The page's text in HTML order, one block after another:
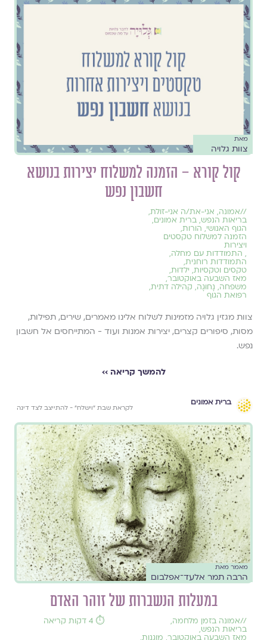
מאת
צוות גלויה
קול קורא – הזמנה למשלוח יצירות בנושא
חשבון נפש
//אמונה, אני-את/ה אני-זולת,
בריאות הנפש, ברית אמונים,
הגוף האנושי, הורות,
הזמנה למשלוח טקסטים
ויצירות
, התמודדות עם מחלה,
התמודדות רוחנית,
טקסים וטקסיות, ילדוּת,
מאז השבעה באוקטובר,
משפחה, נָחוּגָה, קהילה דתית,
רפואת הגוף
צוות מגזין גלויה מזמינות לשלוח אלינו מאמרים, שירים, תפילות,
מסות, סיפורים קצרים, יצירות אמנות ועוד - המתייחסים אל חשבון
נפש.
להמשך קריאה ››
ברית אמונים
לקראת שבת ״וישלח״ - להתייצב לצד דינה
מאמר מאת
הרבה תמר אלעד־אפלבום
במעלות הנשברות של זוהר האדם
//אמונה בזמן מלחמה,
בריאות הנפש,
מאז השבעה באוקטובר, מוגנות,
⏱️ 4 דקות קריאה